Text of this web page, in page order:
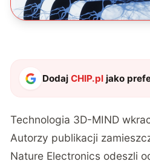
DodajCHIP.pl jako
Technologia 3D-MIND
Autorzy publikacji
Nature Electronics odeszli